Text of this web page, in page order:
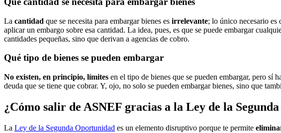
La cantidad que se necesita para embargar bienes es irrelevante; lo único necesario es
aplicar un embargo sobre esa cantidad. La idea, pues, es que se puede embargar
cantidades pequeñas, sino que derivan a agencias de cobro.
Qué tipo de bienes se pueden embargar
No existen, en principio, límites en el tipo de bienes que se pueden embargar, pero sí
deuda que se tiene que cobrar. Y, ojo, no solo se pueden embargar bienes, sino que
¿Cómo salir de ASNEF gracias a la Ley de la
La Ley de la Segunda Oportunidad es un elemento disruptivo porque te permite